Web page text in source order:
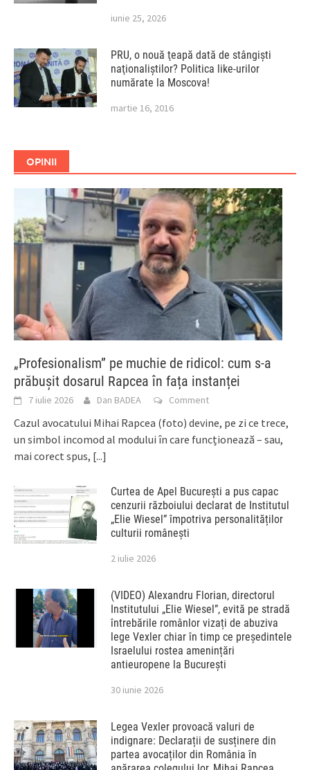
iunie 25, 2026
PRU, o nouă ţeapă dată de stângişti
naţionaliştilor? Politica like-urilor
numărate la Moscova!
martie 16, 2016
OPINII
„Profesionalism” pe muchie de ridicol: cum s-a
prăbușit dosarul Rapcea în fața instanței
7 iulie 2026 Dan BADEA Comment
Cazul avocatului Mihai Rapcea (foto) devine, pe zi ce trece,
un simbol incomod al modului în care funcționează – sau,
mai corect spus, [...]
Curtea de Apel București a pus capac
cenzurii războiului declarat de Institutul
„Elie Wiesel” împotriva personalităților
culturii românești
2 iulie 2026
(VIDEO) Alexandru Florian, directorul
Institutului „Elie Wiesel”, evită pe stradă
întrebările românlor vizați de abuziva
lege Vexler chiar în timp ce președintele
Israelului rostea amenințări
antieuropene la București
30 iunie 2026
Legea Vexler provoacă valuri de
indignare: Declarații de susținere din
partea avocaților din România în